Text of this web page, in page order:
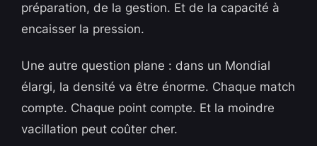
préparation, de la gestion. Et de la capacité à
encaisser la pression.
Une autre question plane : dans un Mondial
élargi, la densité va être énorme. Chaque match
compte. Chaque point compte. Et la moindre
vacillation peut coûter cher.